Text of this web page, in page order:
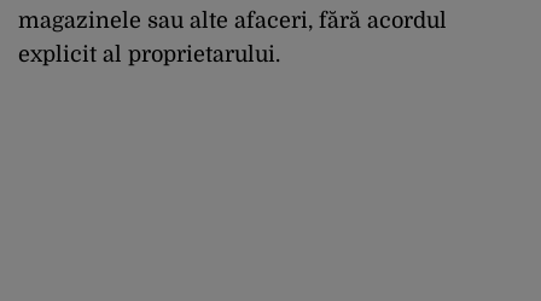
magazinele sau alte afaceri, fără acordul
explicit al proprietarului.